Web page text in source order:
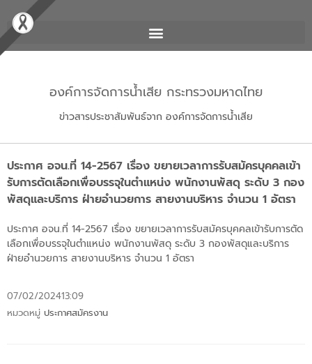
องค์การจัดการน้ำเสีย กระทรวงมหาดไทย
ข่าวสารประชาสัมพันธ์จาก องค์การจัดการน้ำเสีย
ประกาศ อจน.ที่ 14-2567 เรื่อง ขยายเวลาการรับสมัครบุคคลเข้า
รับการตัดเลือกเพื่อบรรจุในตำแหน่ง พนักงานพัสดุ ระดับ 3 กอง
พัสดุและบริการ ฝ่ายอำนวยการ สายงานบริหาร จำนวน 1 อัตรา
ประกาศ อจน.ที่ 14-2567 เรื่อง ขยายเวลาการรับสมัครบุคคลเข้ารับการตัด
เลือกเพื่อบรรจุในตำแหน่ง พนักงานพัสดุ ระดับ 3 กองพัสดุและบริการ
ฝ่ายอำนวยการ สายงานบริหาร จำนวน 1 อัตรา
07/02/202413:09
หมวดหมู่ ประกาศสมัครงาน